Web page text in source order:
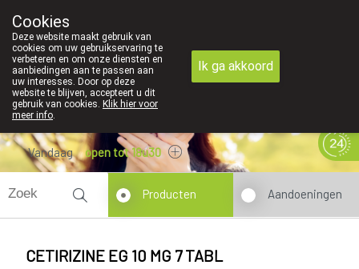
Vandaag open tot 18u30
Producten Aandoeningen
CETIRIZINE EG 10 MG 7 TABL
Cookies
Deze website maakt gebruik van
cookies om uw gebruikservaring te
verbeteren en om onze diensten en
aanbiedingen aan te passen aan
uw interesses. Door op deze
website te blijven, accepteert u dit
gebruik van cookies. Klik hier voor
meer info.
Ik ga akkoord